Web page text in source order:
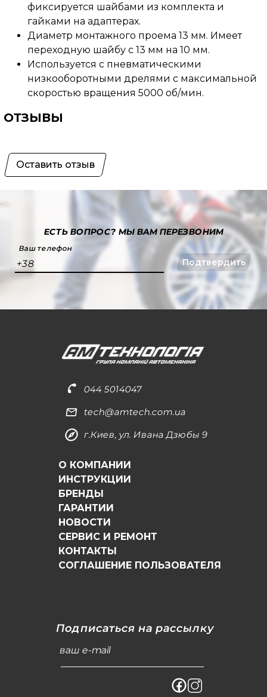
фиксируется шайбами из комплекта и
гайками на адаптерах.
Диаметр монтажного проема 13 мм. Имеет
переходную шайбу с 13 мм на 10 мм.
Используется с пневматическими
низкооборотными дрелями с максимальной
скоростью вращения 5000 об/мин.
ОТЗЫВЫ
Оставить отзыв
ЕСТЬ ВОПРОС?МЫ ВАМ ПЕРЕЗВОНИМ
Ваш телефон
+38 Подтвердить
044 5014047
tech@amtech.com.ua
г.Киев, ул. Ивана Дзюбы 9
О КОМПАНИИ
ИНСТРУКЦИИ
БРЕНДЫ
ГАРАНТИИ
НОВОСТИ
СЕРВИС И РЕМОНТ
КОНТАКТЫ
СОГЛАШЕНИЕ ПОЛЬЗОВАТЕЛЯ
Подписаться на рассылку
ваш e-mail